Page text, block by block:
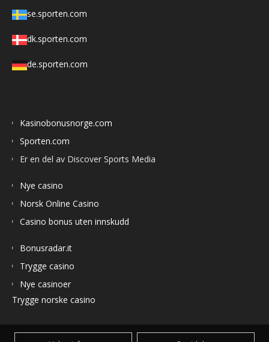
se.sporten.com
dk.sporten.com
de.sporten.com
Kasinobonusnorge.com
Sporten.com
Er en del av Discover Sports Media
Nye casino
Norsk Online Casino
Casino bonus uten innskudd
Bonusradar.it
Trygge casino
Nye casinoer
Trygge norske casino